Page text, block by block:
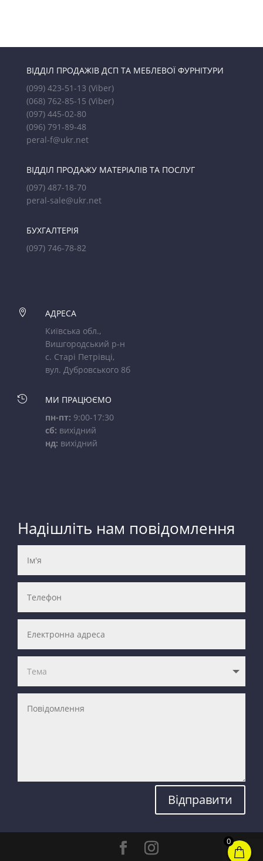
ВІДДІЛ ПРОДАЖІВ ДСП ТА МЕБЛЕВОЇ ФУРНІТУРИ
(099) 423-51-13 (Viber)
(068) 762-85-15 (Viber)
(097) 445-02-80
(096) 791-89-48
peral-f@ukr.net
ВІДДІЛ ПРОДАЖУ МАТЕРІАЛІВ ТА ПОСЛУГ
(097) 487-18-70
peral-sale@ukr.net
БУХГАЛТЕРІЯ
(097) 746-78-82

АДРЕСА
Київська обл.,
Вишгородський р-н
с. Старі Петрівці,
вул. Дубровського 8б

МИ ПРАЦЮЄМО
пн-пт: 9:00-17:30
сб: вихідний
нд: вихідний
Надішліть нам повідомлення
Відправити
0